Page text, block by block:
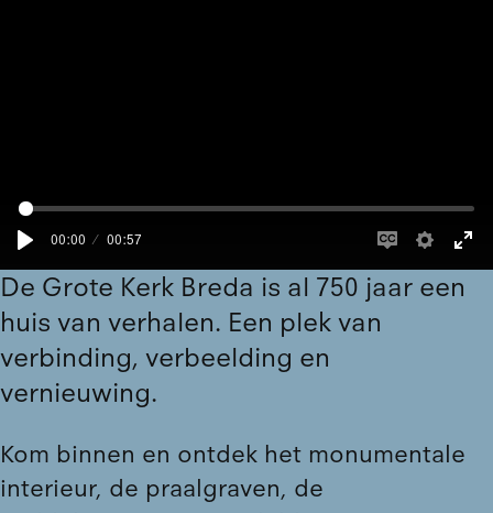
00:00 00:57
De Grote Kerk Breda is al 750 jaar een
huis van verhalen. Een plek van
verbinding, verbeelding en
vernieuwing.
Kom binnen en ontdek het monumentale
interieur, de praalgraven, de